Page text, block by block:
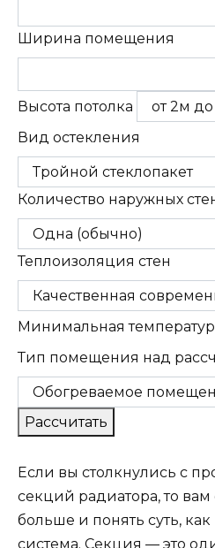
Ширина помещения
Высота потолка
Вид остекления
Количество наружных
Теплоизоляция стен
Минимальная
Тип помещения над
Рассчитать
Если вы столкнулись с
секций радиатора, то вам
больше и понять суть, как
система. Секция — это